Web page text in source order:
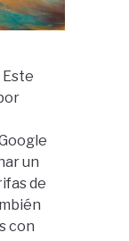
Este
un
de
con